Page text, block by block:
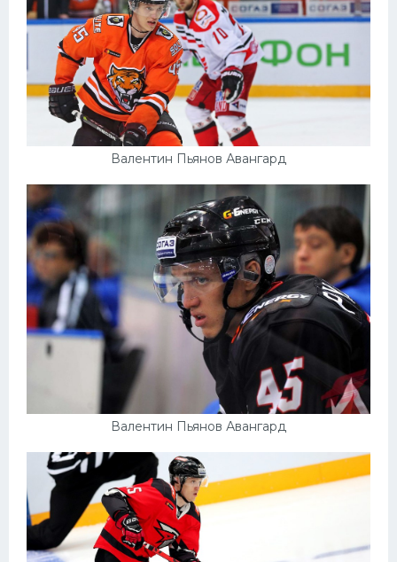
Валентин Пьянов Авангард
Валентин Пьянов Авангард